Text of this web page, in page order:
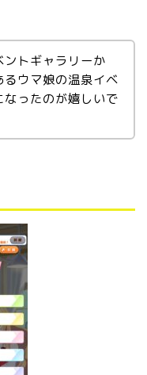
トギャラリーか
ウマ娘の温泉イベ
ったのが嬉しいで